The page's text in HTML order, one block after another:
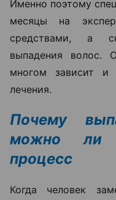
Именно поэтому
месяцы на
средствами, а
выпадения волос.
многом зависит и
лечения.
Почему
можно ли
процесс
Когда человек